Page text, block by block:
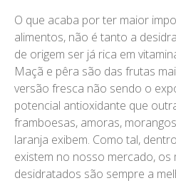
O que acaba por ter maior
alimentos, não é tanto a
de origem ser já rica em
Maçã e pêra são das frutas
versão fresca não sendo o
potencial antioxidante que
framboesas, amoras,
laranja exibem. Como tal,
existem no nosso mercado, os
desidratados são sempre a